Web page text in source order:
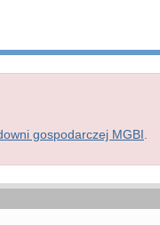
gospodarczej MGBI